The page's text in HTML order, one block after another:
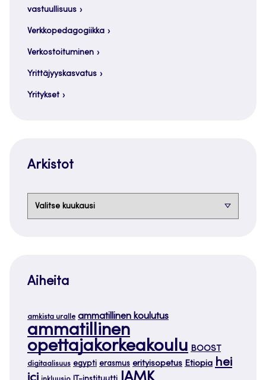
vastuullisuus
Verkkopedagogiikka
Verkostoituminen
Yrittäjyyskasvatus
Yritykset
Arkistot
Aiheita
amkista uralle ammatillinen koulutus
ammatillinen
opettajakorkeakoulu BOOST
digitaalisuus egypti erasmus erityisopetus Etiopia hei